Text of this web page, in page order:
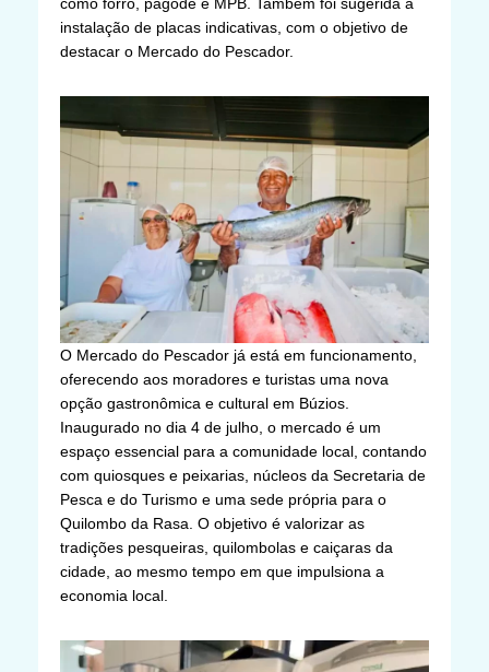
como forró, pagode e MPB. Também foi sugerida a
instalação de placas indicativas, com o objetivo de
destacar o Mercado do Pescador.
O Mercado do Pescador já está em funcionamento,
oferecendo aos moradores e turistas uma nova
opção gastronômica e cultural em Búzios.
Inaugurado no dia 4 de julho, o mercado é um
espaço essencial para a comunidade local, contando
com quiosques e peixarias, núcleos da Secretaria de
Pesca e do Turismo e uma sede própria para o
Quilombo da Rasa. O objetivo é valorizar as
tradições pesqueiras, quilombolas e caiçaras da
cidade, ao mesmo tempo em que impulsiona a
economia local.